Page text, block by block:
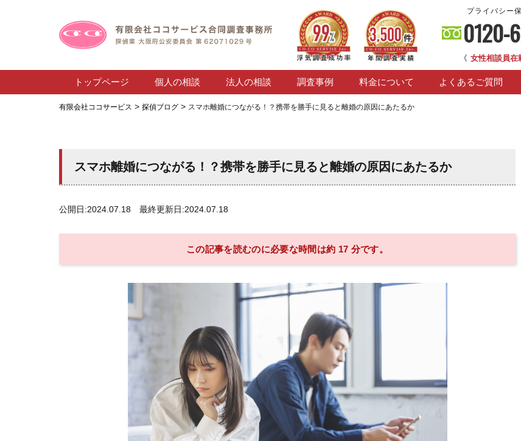
プライバシー
0120-
《 女性相談員
トップページ 個人の相談 法人の相談 調査事例 料金について よくあるご質問
有限会社ココサービス > 探偵ブログ > スマホ離婚につながる！？携帯を勝手に見ると離婚の原因にあたるか
スマホ離婚につながる！？携帯を勝手に見ると離婚の原因にあたるか
公開日:2024.07.18 最終更新日:2024.07.18
この記事を読むのに必要な時間は約 17 分です。